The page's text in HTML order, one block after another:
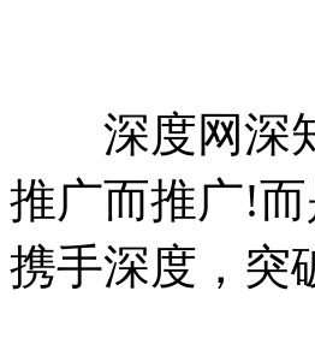
深度网深知
推广而推广!
携手深度，突